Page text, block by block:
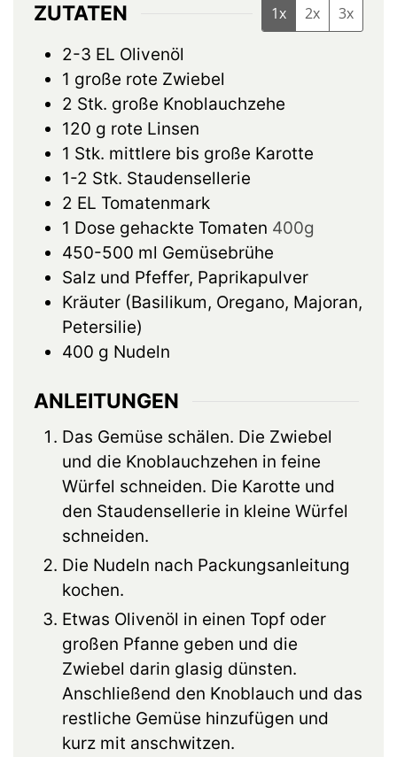
ZUTATEN 1x 2x 3x
2-3 EL Olivenöl
1 große rote Zwiebel
2 Stk. große Knoblauchzehe
120 g rote Linsen
1 Stk. mittlere bis große Karotte
1-2 Stk. Staudensellerie
2 EL Tomatenmark
1 Dose gehackte Tomaten 400g
450-500 ml Gemüsebrühe
Salz und Pfeffer, Paprikapulver
Kräuter (Basilikum, Oregano, Majoran,
Petersilie)
400 g Nudeln
ANLEITUNGEN
Das Gemüse schälen. Die Zwiebel
und die Knoblauchzehen in feine
Würfel schneiden. Die Karotte und
den Staudensellerie in kleine Würfel
schneiden.
Die Nudeln nach Packungsanleitung
kochen.
Etwas Olivenöl in einen Topf oder
großen Pfanne geben und die
Zwiebel darin glasig dünsten.
Anschließend den Knoblauch und das
restliche Gemüse hinzufügen und
kurz mit anschwitzen.